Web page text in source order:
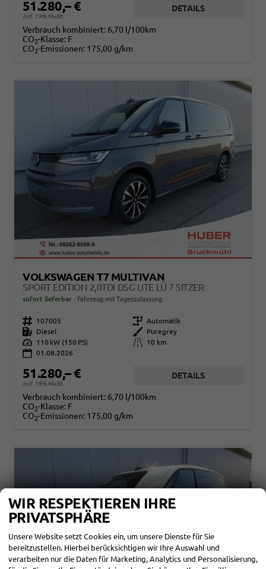
51.280,– €
incl. 19% MwSt.
DETAILS
Verbrauch kombiniert: 6,70 l/100km
CO2-Klasse: F
CO2-Emissionen: 175,00 g/km
VOLKSWAGEN T7 MULTIVAN
SPORT EDITION 2,0TDI DSG LITE LÜ 7 SITZER
sofort lieferbar Fahrzeug mit Tageszulassung
Fahrzeugnr. 107005 Getriebe Automatik
Kraftstoff
Diesel Außenfarbe
Puregrey
Leistung
110 kW (150 PS) Kilometerstand
10 km
01.08.2026
51.280,– €
incl. 19% MwSt.
DETAILS
Verbrauch kombiniert: 6,70 l/100km
CO2-Klasse: F
CO2-Emissionen: 175,00 g/km
WIR RESPEKTIEREN IHRE
PRIVATSPHÄRE
Unsere Website setzt Cookies ein, um unsere Dienste für Sie
bereitzustellen. Hierbei berücksichtigen wir Ihre Auswahl und
verarbeiten nur die Daten für Marketing, Analytics und Personalisierung,